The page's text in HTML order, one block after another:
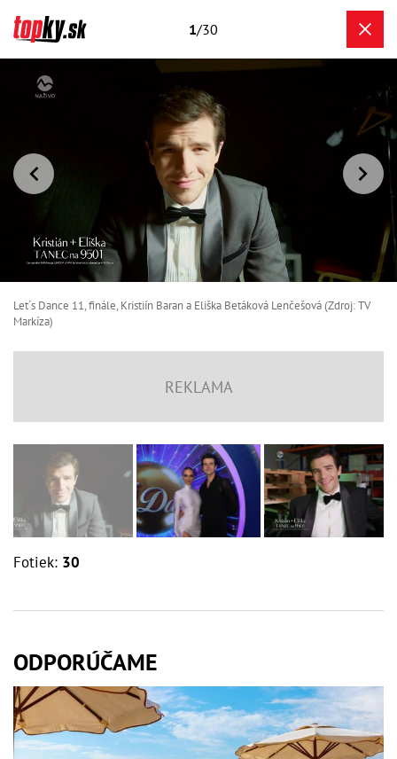
1/30
Let´s Dance 11, finále, Kristiín Baran a Eliška Betáková Lenčešová (Zdroj: TV
Markíza)
Fotiek: 30
ODPORÚČAME